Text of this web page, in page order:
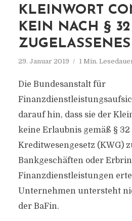
KLEINWORT
KEIN NACH §
29. Januar 2019 1 Min.
Die Bundesanstalt für
darauf hin, dass sie der
keine Erlaubnis gemäß § 32
Kreditwesengesetz (KWG)
Bankgeschäften oder
Finanzdienstleistungen
Unternehmen untersteht
der BaFin.